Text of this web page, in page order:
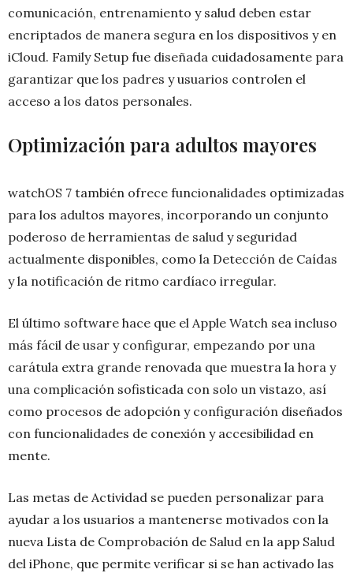
comunicación, entrenamiento y salud deben estar
encriptados de manera segura en los dispositivos y en
iCloud. Family Setup fue diseñada cuidadosamente para
garantizar que los padres y usuarios controlen el
acceso a los datos personales.
Optimización para adultos mayores
watchOS 7 también ofrece funcionalidades optimizadas
para los adultos mayores, incorporando un conjunto
poderoso de herramientas de salud y seguridad
actualmente disponibles, como la Detección de Caídas
y la notificación de ritmo cardíaco irregular.
El último software hace que el Apple Watch sea incluso
más fácil de usar y configurar, empezando por una
carátula extra grande renovada que muestra la hora y
una complicación sofisticada con solo un vistazo, así
como procesos de adopción y configuración diseñados
con funcionalidades de conexión y accesibilidad en
mente.
Las metas de Actividad se pueden personalizar para
ayudar a los usuarios a mantenerse motivados con la
nueva Lista de Comprobación de Salud en la app Salud
del iPhone, que permite verificar si se han activado las